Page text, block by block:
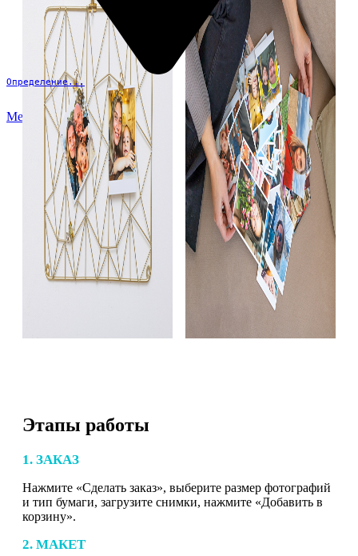
Определение...
Меню
Этапы работы
1. ЗАКАЗ
Нажмите «Сделать заказ», выберите размер фотографий
и тип бумаги, загрузите снимки, нажмите «Добавить в
корзину».
2. МАКЕТ